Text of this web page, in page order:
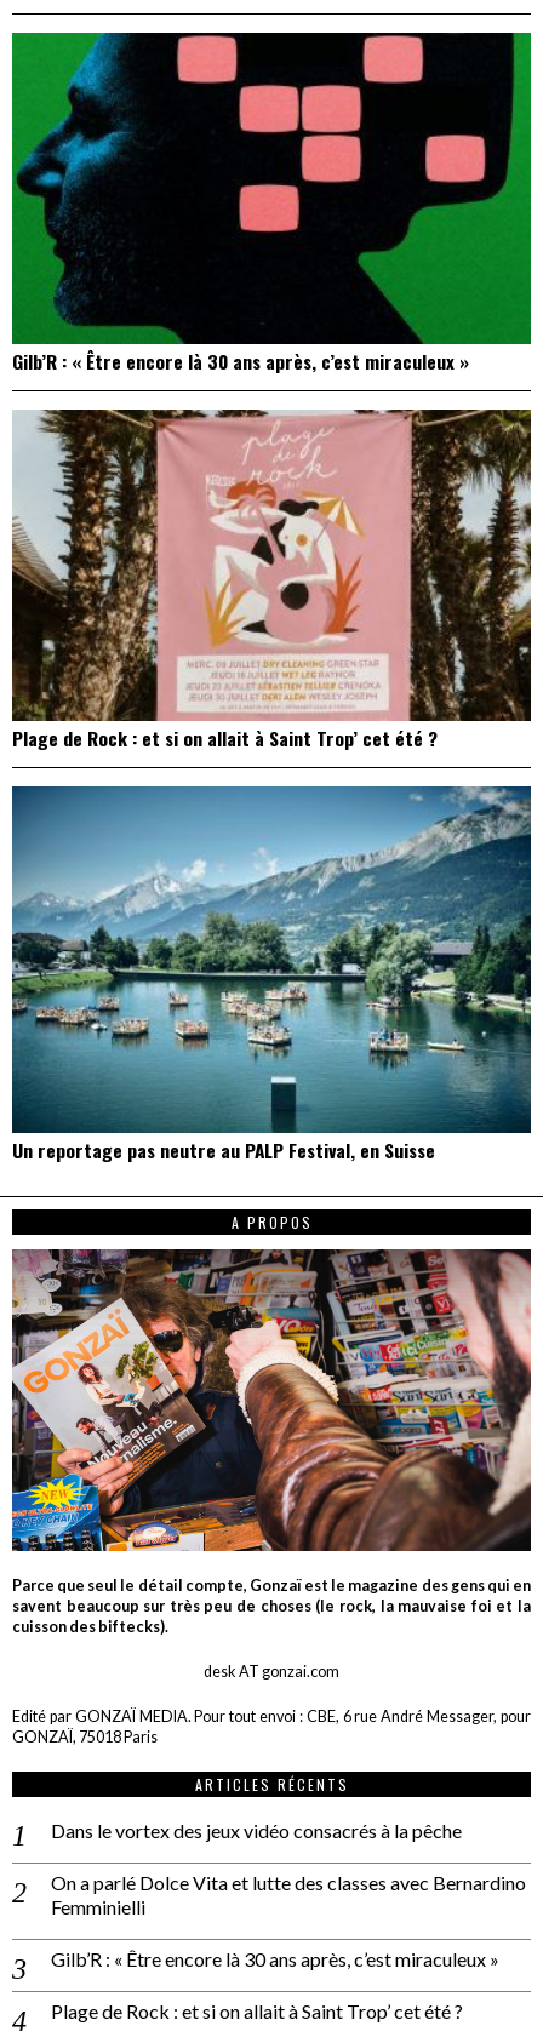
Gilb’R : « Être encore là 30 ans après, c’est miraculeux »
Plage de Rock : et si on allait à Saint Trop’ cet été ?
Un reportage pas neutre au PALP Festival, en Suisse
A PROPOS
Parce que seul le détail compte, Gonzaï est le magazine des gens qui en
savent beaucoup sur très peu de choses (le rock, la mauvaise foi et la
cuisson des biftecks).
desk AT gonzai.com
Edité par GONZAÏ MEDIA. Pour tout envoi : CBE, 6 rue André Messager, pour
GONZAÏ, 75018 Paris
ARTICLES RÉCENTS
Dans le vortex des jeux vidéo consacrés à la pêche
On a parlé Dolce Vita et lutte des classes avec Bernardino
Femminielli
Gilb’R : « Être encore là 30 ans après, c’est miraculeux »
Plage de Rock : et si on allait à Saint Trop’ cet été ?